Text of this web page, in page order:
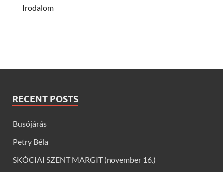
Irodalom
RECENT POSTS
Busójárás
Petry Béla
SKÓCIAI SZENT MARGIT (november 16.)